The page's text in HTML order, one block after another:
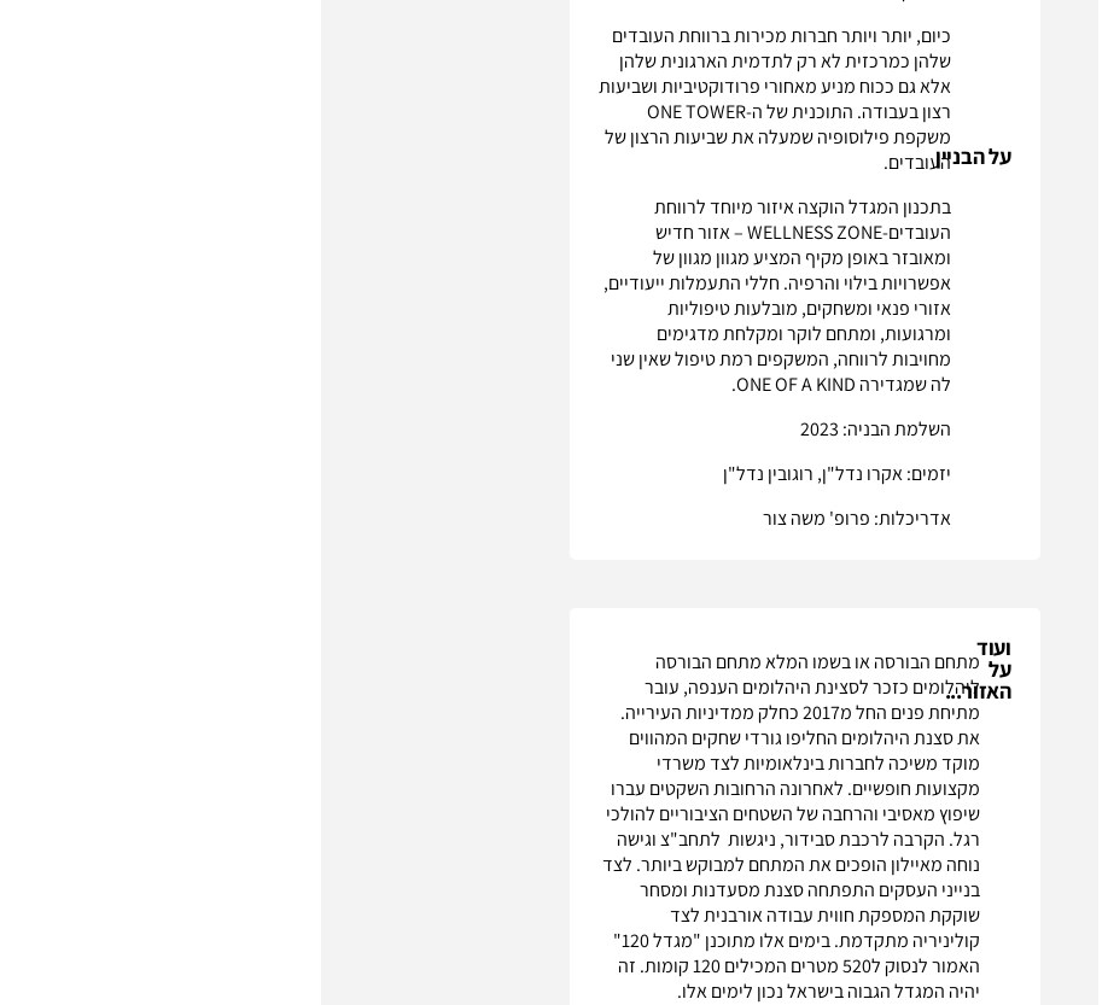
על הבניין
כיום, יותר ויותר חברות מכירות ברווחת העובדים
שלהן כמרכזית לא רק לתדמית הארגונית שלהן
אלא גם ככוח מניע מאחורי פרודוקטיביות ושביעות
רצון בעבודה. התוכנית של ה-ONE TOWER
משקפת פילוסופיה שמעלה את שביעות הרצון של
העובדים.
בתכנון המגדל הוקצה איזור מיוחד לרווחת
העובדים-WELLNESS ZONE – אזור חדיש
ומאובזר באופן מקיף המציע מגוון מגוון של
אפשרויות בילוי והרפיה. חללי התעמלות ייעודיים,
אזורי פנאי ומשחקים, מובלעות טיפוליות
ומרגועות, ומתחם לוקר ומקלחת מדגימים
מחויבות לרווחה, המשקפים רמת טיפול שאין שני
לה שמגדירה ONE OF A KIND.
השלמת הבניה: 2023
יזמים: אקרו נדל"ן, רוגובין נדל"ן
אדריכלות: פרופ' משה צור
ועוד
על
האזור...
מתחם הבורסה או בשמו המלא מתחם הבורסה
ליהלומים כזכר לסצינת היהלומים הענפה, עובר
מתיחת פנים החל מ2017 כחלק ממדיניות העירייה.
את סצנת היהלומים החליפו גורדי שחקים המהווים
מוקד משיכה לחברות בינלאומיות לצד משרדי
מקצועות חופשיים. לאחרונה הרחובות השקטים עברו
שיפוץ מאסיבי והרחבה של השטחים הציבוריים להולכי
רגל. הקרבה לרכבת סבידור, ניגשות לתחב"צ וגישה
נוחה מאיילון הופכים את המתחם למבוקש ביותר. לצד
בנייני העסקים התפתחה סצנת מסעדנות ומסחר
שוקקת המספקת חווית עבודה אורבנית לצד
קוליניריה מתקדמת. בימים אלו מתוכנן "מגדל 120"
האמור לנסוק ל520 מטרים המכילים 120 קומות. זה
יהיה המגדל הגבוה בישראל נכון לימים אלו.